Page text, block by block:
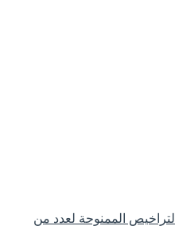
الممنوحة لعدد من